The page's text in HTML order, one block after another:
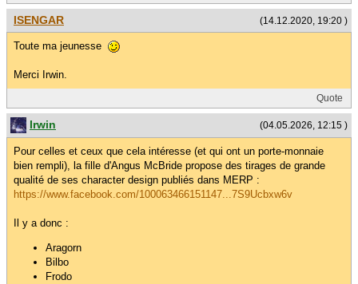
(14.12.2020, 19:20 )
ISENGAR
Toute ma jeunesse
Merci Irwin.
Quote
(04.05.2026, 12:15 )
Irwin
Pour celles et ceux que cela intéresse (et qui ont un porte-monnaie
bien rempli), la fille d'Angus McBride propose des tirages de grande
qualité de ses character design publiés dans MERP :
https://www.facebook.com/100063466151147...7S9Ucbxw6v
Il y a donc :
Aragorn
Bilbo
Frodo